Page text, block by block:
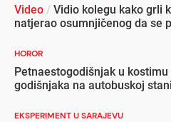
Video / Vidio kolegu kako grli
natjerao osumnjičenog da se
HOROR
Petnaestogodišnjak u
godišnjaka na autobuskoj
EKSPERIMENT U SARAJEVU